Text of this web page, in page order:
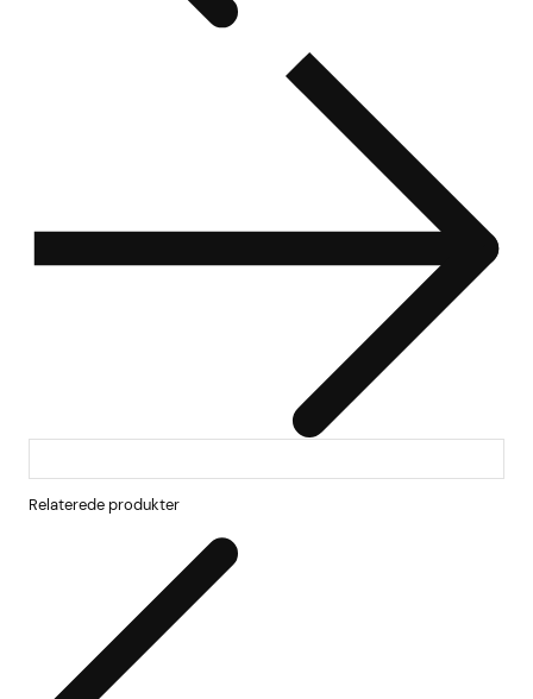
Relaterede produkter